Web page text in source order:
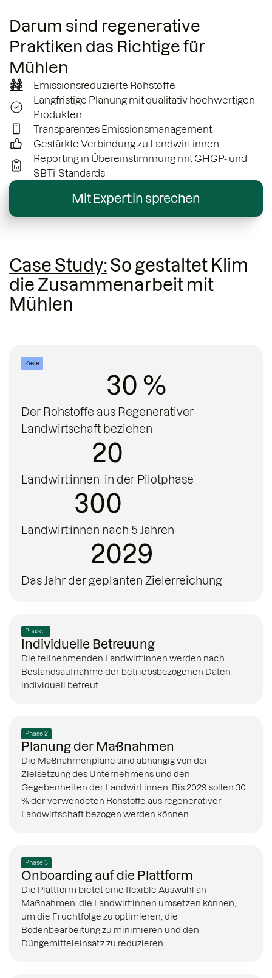
Darum sind regenerative
Praktiken das Richtige für
Mühlen
Emissionsreduzierte Rohstoffe
Langfristige Planung mit qualitativ hochwertigen
Produkten
Transparentes Emissionsmanagement
Gestärkte Verbindung zu Landwirt:innen
Reporting in Übereinstimmung mit GHGP- und
SBTi-Standards
Mit Expert:in sprechen
Case Study:So gestaltet Klim
die Zusammenarbeit mit
Mühlen
Ziele
30 %
Der Rohstoffe aus Regenerativer
Landwirtschaft beziehen
20
Landwirt:innen in der Pilotphase
300
Landwirt:innen nach 5 Jahren
2029
Das Jahr der geplanten Zielerreichung
Phase 1
Individuelle Betreuung
Die teilnehmenden Landwirt:innen werden nach
Bestandsaufnahme der betriebsbezogenen Daten
individuell betreut.
Phase 2
Planung der Maßnahmen
Die Maßnahmenpläne sind abhängig von der
Zielsetzung des Unternehmens und den
Gegebenheiten der Landwirt:innen: Bis 2029 sollen 30
% der verwendeten Rohstoffe aus regenerativer
Landwirtschaft bezogen werden können.
Phase 3
Onboarding auf die Plattform
Die Plattform bietet eine flexible Auswahl an
Maßnahmen, die Landwirt:innen umsetzen können,
um die Fruchtfolge zu optimieren, die
Bodenbearbeitung zu minimieren und den
Düngemitteleinsatz zu reduzieren.